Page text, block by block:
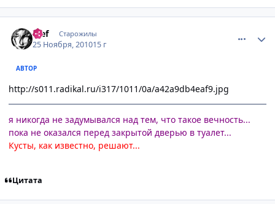
ђief Старожилы
25 Ноября, 201015 г
АВТОР
http://s011.radikal.ru/i317/1011/0a/a42a9db4eaf9.jpg
я никогда не задумывался над тем, что такое вечность...
пока не оказался перед закрытой дверью в туалет...
Кусты, как известно, решают...
Цитата